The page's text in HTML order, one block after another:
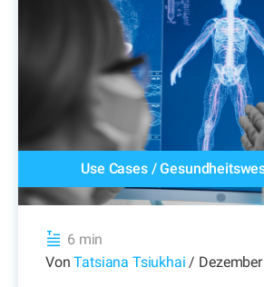
Use Cases/
6 min
VonTatsiana Tsiukhai /